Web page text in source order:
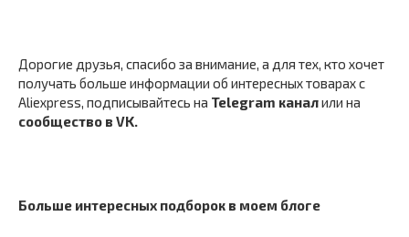
Дорогие друзья, спасибо за внимание, а для тех, кто хочет
получать больше информации об интересных товарах с
Aliexpress, подписывайтесь на Telegram каналили на
сообщество в VK.
Больше интересных подборок в моем блоге